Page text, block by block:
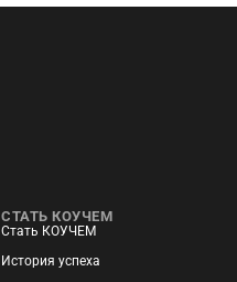
СТАТЬ КОУЧЕМ
Стать КОУЧЕМ
История успеха